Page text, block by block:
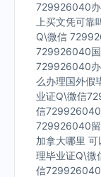
729926040
上买文凭可
Q\微信
729926040国
729926040
么办理国外假
业证Q\微信
信729926040
729926040
加拿大哪里
理毕业证Q\微
信